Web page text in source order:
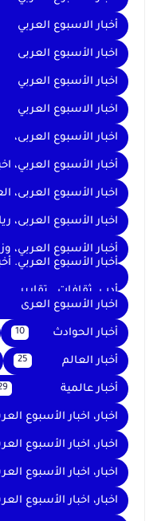
أخبار الاسبوع العربي
اخبار الأسبوع العربى
اخبار الأسبوع العربي
اخبار الاسبوع العربي
اخبار الأسبوع العربى،
أخبار الأسبوع العربي،
اخبار الأسبوع العربى،
اخبار الأسبوع العربى،
أخبار الأسبوع العربي،
أخبار الأسبوع العربي.
أدب. ثقافات . تقارير .
اخبار الأسبوع العرى
أخبار الحوادث 10
أخبار العالم 25
أخبار عالمية
اخبار، اخبار الأسبوع
اخبار، اخبار الأسبوع
اخبار، اخبار الأسبوع
اخبار، اخبار الأسبوع